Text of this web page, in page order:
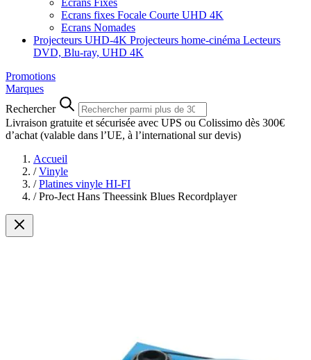
Ecrans Fixes
Ecrans fixes Focale Courte UHD 4K
Ecrans Nomades
Projecteurs UHD-4K Projecteurs home-cinéma Lecteurs
DVD, Blu-ray, UHD 4K
Promotions
Marques
Rechercher
Livraison gratuite et sécurisée avec UPS ou Colissimo dès 300€
d’achat (valable dans l’UE, à l’international sur devis)
Accueil
/ Vinyle
/ Platines vinyle HI-FI
/ Pro-Ject Hans Theessink Blues Recordplayer